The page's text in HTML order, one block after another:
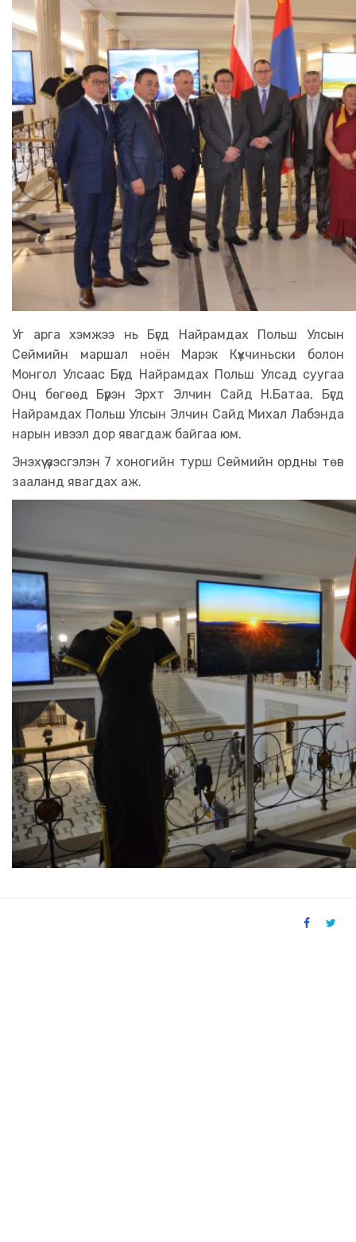
Уг арга хэмжээ нь Бүгд Найрамдах Польш Улсын
Сеймийн маршал ноён Марэк Күхчиньски болон
Монгол Улсаас Бүгд Найрамдах Польш Улсад суугаа
Онц бөгөөд Бүрэн Эрхт Элчин Сайд Н.Батаа, Бүгд
Найрамдах Польш Улсын Элчин Сайд Михал Лабэнда
нарын ивээл дор явагдаж байгаа юм.
Энэхүү үзэсгэлэн 7 хоногийн турш Сеймийн ордны төв
зааланд явагдах аж.